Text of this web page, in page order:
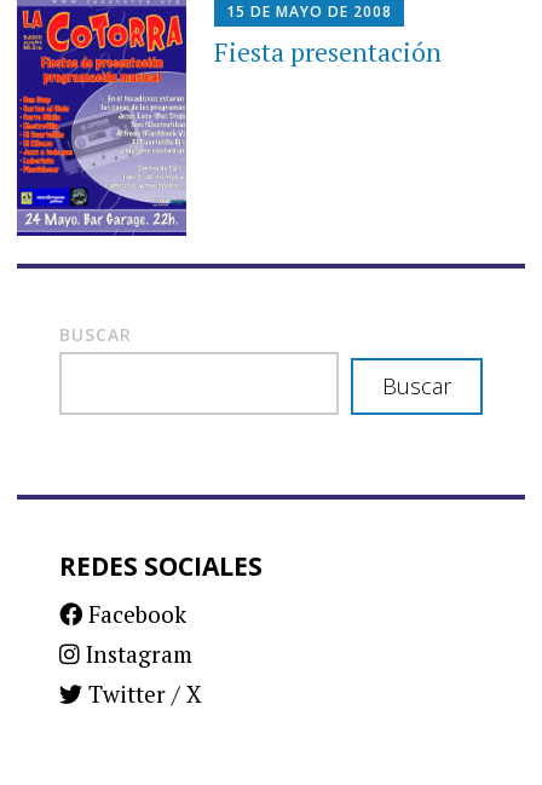
15 DE MAYO DE 2008
Fiesta presentación
BUSCAR
Buscar
REDES SOCIALES
Facebook
Instagram
Twitter / X